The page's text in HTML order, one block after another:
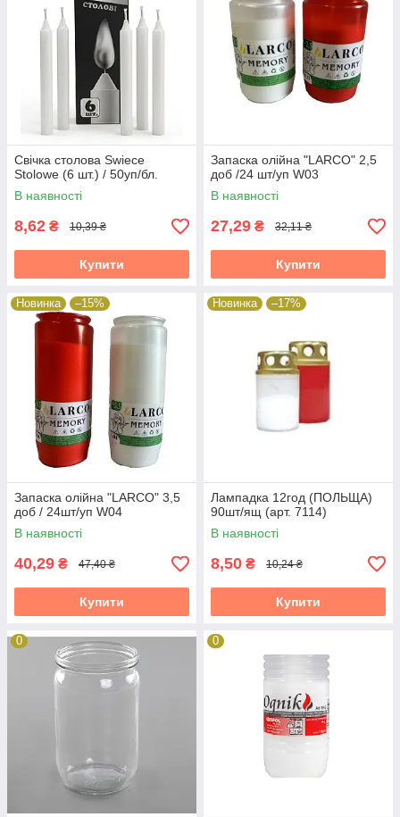
Свічка столова Swiece
Stolowe (6 шт.) / 50уп/бл.
В наявності
8,62 ₴ 10,39 ₴
Купити
Запаска олійна "LARCO" 2,5
доб /24 шт/уп W03
В наявності
27,29 ₴ 32,11 ₴
Купити
Новинка –15%
Запаска олійна "LARCO" 3,5
доб / 24шт/уп W04
В наявності
40,29 ₴ 47,40 ₴
Купити
Новинка –17%
Лампадка 12год (ПОЛЬЩА)
90шт/ящ (арт. 7114)
В наявності
8,50 ₴ 10,24 ₴
Купити
0 0